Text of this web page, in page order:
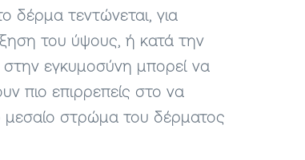
δέρμα τεντώνεται, για
του ύψους, ή κατά την
εγκυμοσύνη μπορεί να
πιο επιρρεπείς στο να
μεσαίο στρώμα του δέρματος